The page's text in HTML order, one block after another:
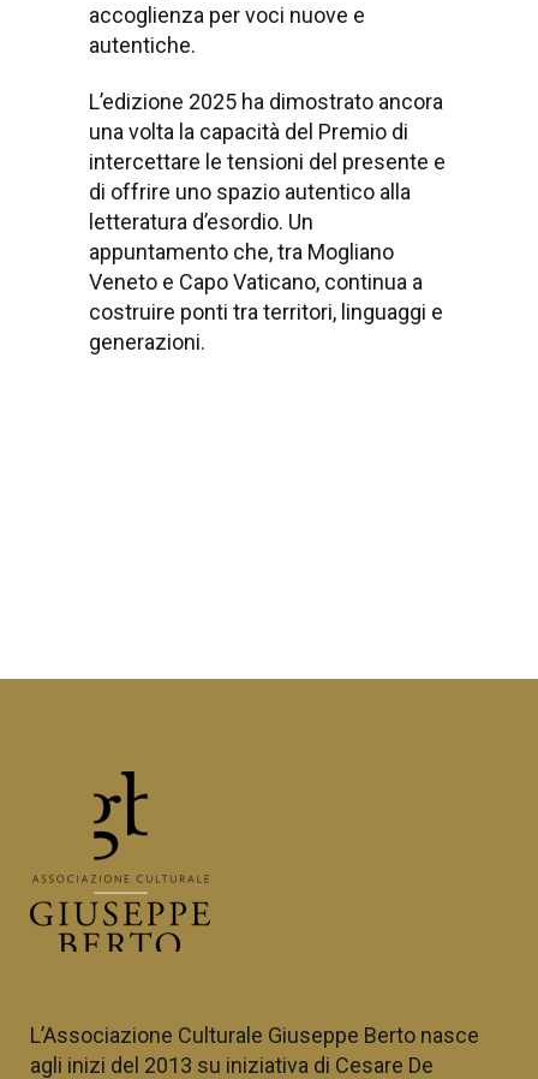
accoglienza per voci nuove e
autentiche.
L’edizione 2025 ha dimostrato ancora
una volta la capacità del Premio di
intercettare le tensioni del presente e
di offrire uno spazio autentico alla
letteratura d’esordio. Un
appuntamento che, tra Mogliano
Veneto e Capo Vaticano, continua a
costruire ponti tra territori, linguaggi e
generazioni.
L’Associazione Culturale Giuseppe Berto nasce
agli inizi del 2013 su iniziativa di Cesare De